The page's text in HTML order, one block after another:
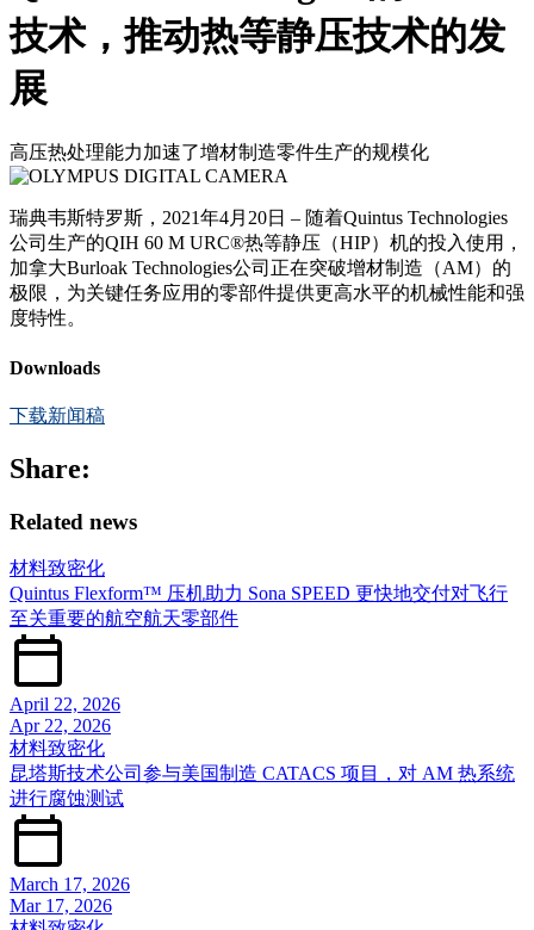
技术，推动热等静压技术的发
展
高压热处理能力加速了增材制造零件生产的规模化
瑞典韦斯特罗斯，2021年4月20日 – 随着Quintus Technologies
公司生产的QIH 60 M URC®热等静压（HIP）机的投入使用，
加拿大Burloak Technologies公司正在突破增材制造（AM）的
极限，为关键任务应用的零部件提供更高水平的机械性能和强
度特性。
Downloads
下载新闻稿
Share:
Related news
材料致密化
Quintus Flexform™ 压机助力 Sona SPEED 更快地交付对飞行
至关重要的航空航天零部件
April 22, 2026
Apr 22, 2026
材料致密化
昆塔斯技术公司参与美国制造 CATACS 项目，对 AM 热系统
进行腐蚀测试
March 17, 2026
Mar 17, 2026